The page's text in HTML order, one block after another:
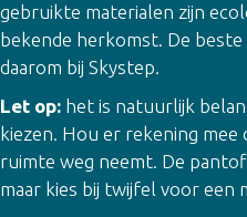
gebruikte materialen zijn
bekende herkomst. De
daarom bij Skystep.
Let op: het is natuurlijk
kiezen. Hou er rekening
ruimte weg neemt. De
maar kies bij twijfel voor een